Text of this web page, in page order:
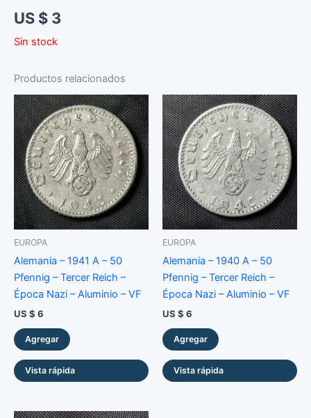
US $ 3
Sin stock
Productos relacionados
EUROPA
Alemania – 1941 A – 50
Pfennig – Tercer Reich –
Época Nazi – Aluminio – VF
US $ 6
Agregar
Vista rápida
EUROPA
Alemania – 1940 A – 50
Pfennig – Tercer Reich –
Época Nazi – Aluminio – VF
US $ 6
Agregar
Vista rápida